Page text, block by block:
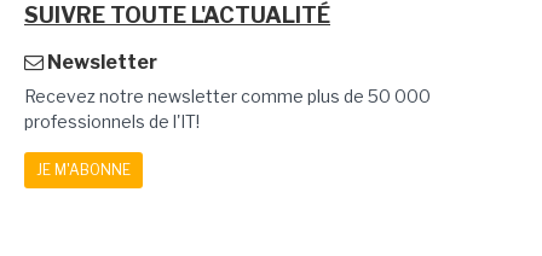
SUIVRE TOUTE L'ACTUALITÉ
Newsletter
Recevez notre newsletter comme plus de 50 000
professionnels de l'IT!
JE M'ABONNE